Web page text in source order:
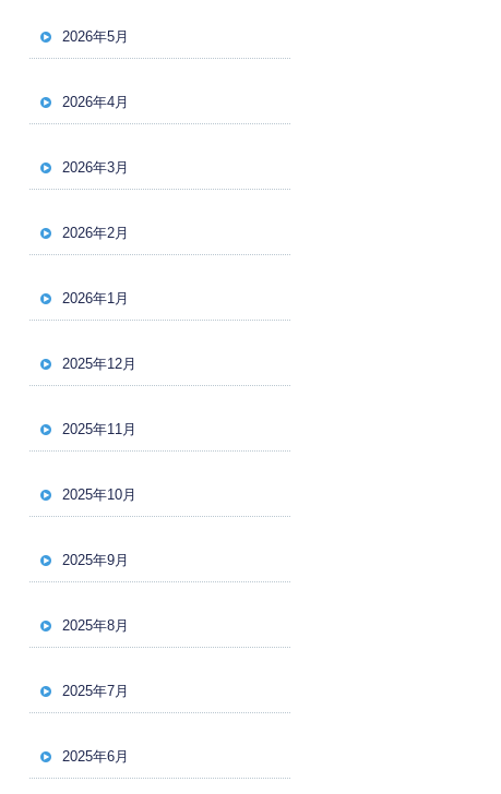
2026年5月
2026年4月
2026年3月
2026年2月
2026年1月
2025年12月
2025年11月
2025年10月
2025年9月
2025年8月
2025年7月
2025年6月